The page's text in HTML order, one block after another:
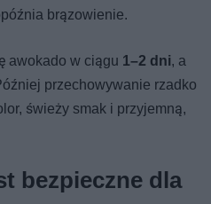
brązowienie.
awokado w ciągu 1–2 dni, a
przechowywanie rzadko
świeży smak i przyjemną,
bezpieczne dla